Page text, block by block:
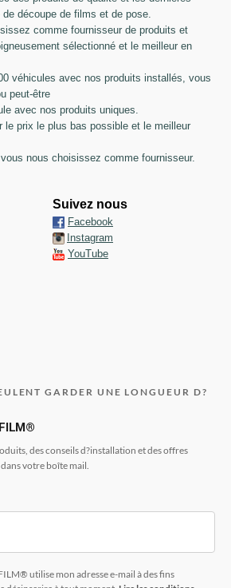
découpe de films et de pose.
comme fournisseur de produits et
sélectionné et le meilleur en
véhicules avec nos produits installés, vous
peut-être
avec nos produits uniques.
le prix le plus bas possible et le meilleur
nous choisissez comme fournisseur.
Suivez nous
Facebook
Instagram
YouTube
GARDER UNE LONGUEUR D?
des conseils d?installation et des offres
votre boîte mail.
utilise mon adresse e-mail à des fins